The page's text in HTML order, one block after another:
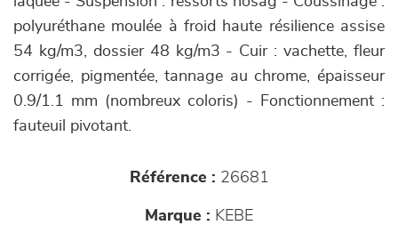
polyuréthane moulée à froid haute résilience assise
54 kg/m3, dossier 48 kg/m3 - Cuir : vachette, fleur
corrigée, pigmentée, tannage au chrome, épaisseur
0.9/1.1 mm (nombreux coloris) - Fonctionnement :
fauteuil pivotant.
Référence : 26681
Marque : KEBE